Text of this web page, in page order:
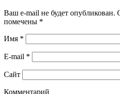
Ваш e-mail не будет опубликован.
помечены *
Имя *
E-mail *
Сайт
Комментарий